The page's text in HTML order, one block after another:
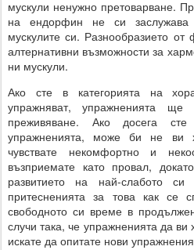
мускули ненужно претоварване.
на ендорфин не си
мускулите си. Разнообразието от
алтернативни възможности за
ни мускули.
Ако сте в категорията на
упражняват, упражненията
преживяване. Ако досега
упражненията, може би не ви
чувствате некомфортно и
възприемате като провал,
развитието на най-слабото
притесненията за това как се
свободното си време в
случи така, че упражненията да ви
искате да опитате нови